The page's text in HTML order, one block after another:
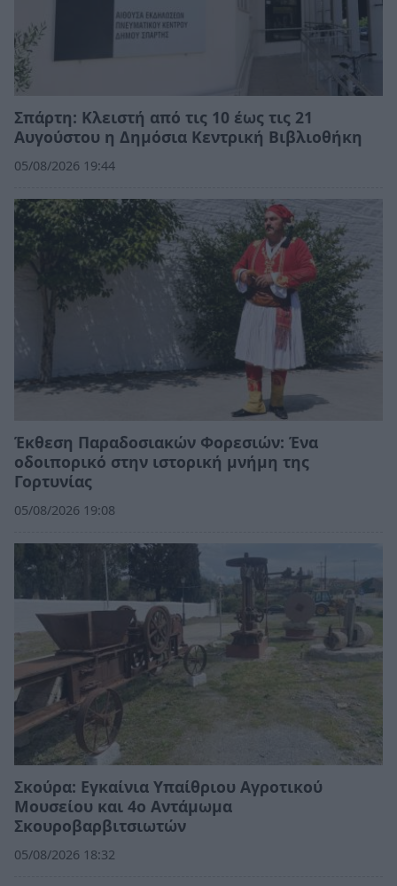
Σπάρτη: Κλειστή από τις 10 έως τις 21
Αυγούστου η Δημόσια Κεντρική Βιβλιοθήκη
05/08/2026 19:44
Έκθεση Παραδοσιακών Φορεσιών: Ένα
οδοιπορικό στην ιστορική μνήμη της
Γορτυνίας
05/08/2026 19:08
Σκούρα: Εγκαίνια Υπαίθριου Αγροτικού
Μουσείου και 4ο Αντάμωμα
Σκουροβαρβιτσιωτών
05/08/2026 18:32